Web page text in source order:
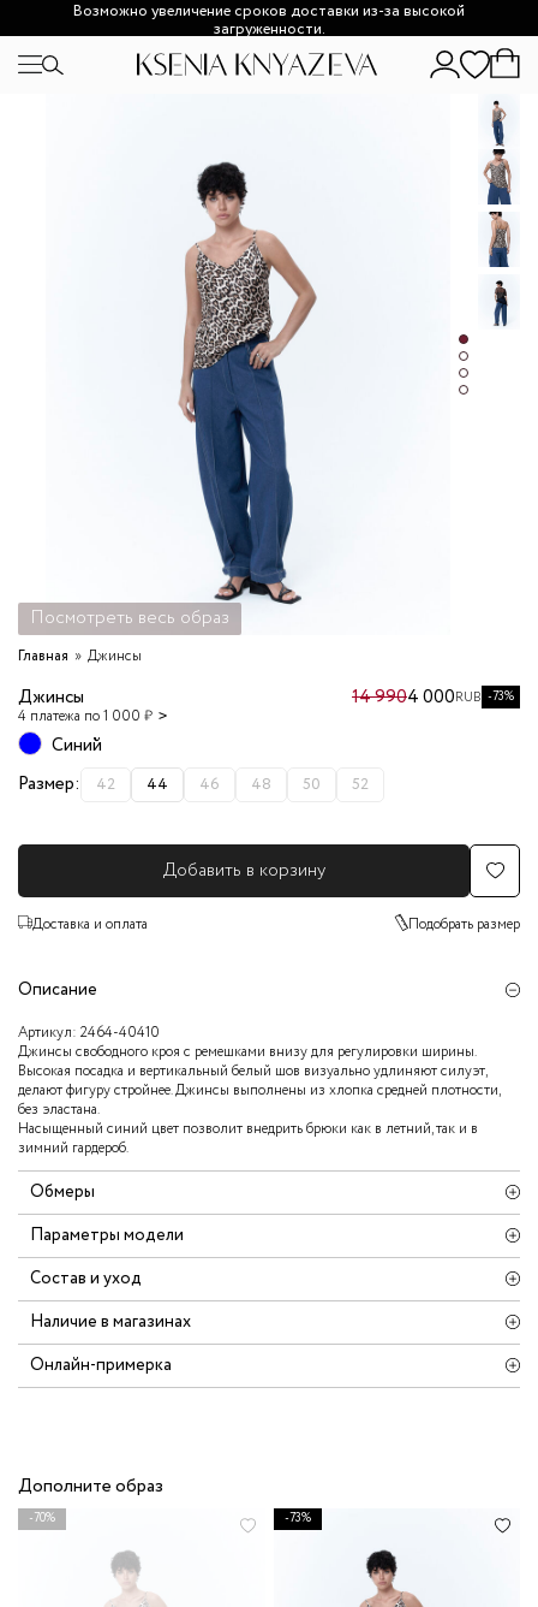
Возможно увеличение сроков доставки из-за высокой
загруженности.
Посмотреть весь образ
Главная Джинсы
Джинсы
4 платежа по 1 000 ₽
14 9904 000RUB -73%
Синий
Размер:
42 44 46 48 50 52
Добавить в корзину
Доставка и оплата Подобрать размер
Описание
Артикул: 2464-40410
Джинсы свободного кроя с ремешками внизу для регулировки ширины.
Высокая посадка и вертикальный белый шов визуально удлиняют силуэт,
делают фигуру стройнее. Джинсы выполнены из хлопка средней плотности,
без эластана.
Насыщенный синий цвет позволит внедрить брюки как в летний, так и в
зимний гардероб.
Обмеры
Параметры модели
Состав и уход
Наличие в магазинах
Онлайн-примерка
Дополните образ
-70% -73%